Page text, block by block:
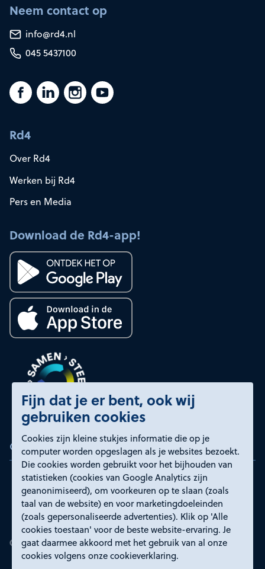
Fijn dat je er bent, ook wij
gebruiken cookies
Cookies zijn kleine stukjes informatie die op je
computer worden opgeslagen als je websites bezoekt.
Die cookies worden gebruikt voor het bijhouden van
statistieken (cookies van Google Analytics zijn
geanonimiseerd), om voorkeuren op te slaan (zoals
taal van de website) en voor marketingdoeleinden
(zoals gepersonaliseerde advertenties). Klik op 'Alle
cookies toestaan' voor de beste website-ervaring. Je
gaat daarmee akkoord met het gebruik van al onze
cookies volgens onze cookieverklaring.
Neem contact op
info@rd4.nl
045 5437100
Rd4
Over Rd4
Werken bij Rd4
Pers en Media
Download de Rd4-app!
Certificeringen